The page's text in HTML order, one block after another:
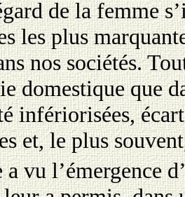
de la femme
les plus
nos sociétés.
domestique que
infériorisées,
et, le plus
vu l’émergence